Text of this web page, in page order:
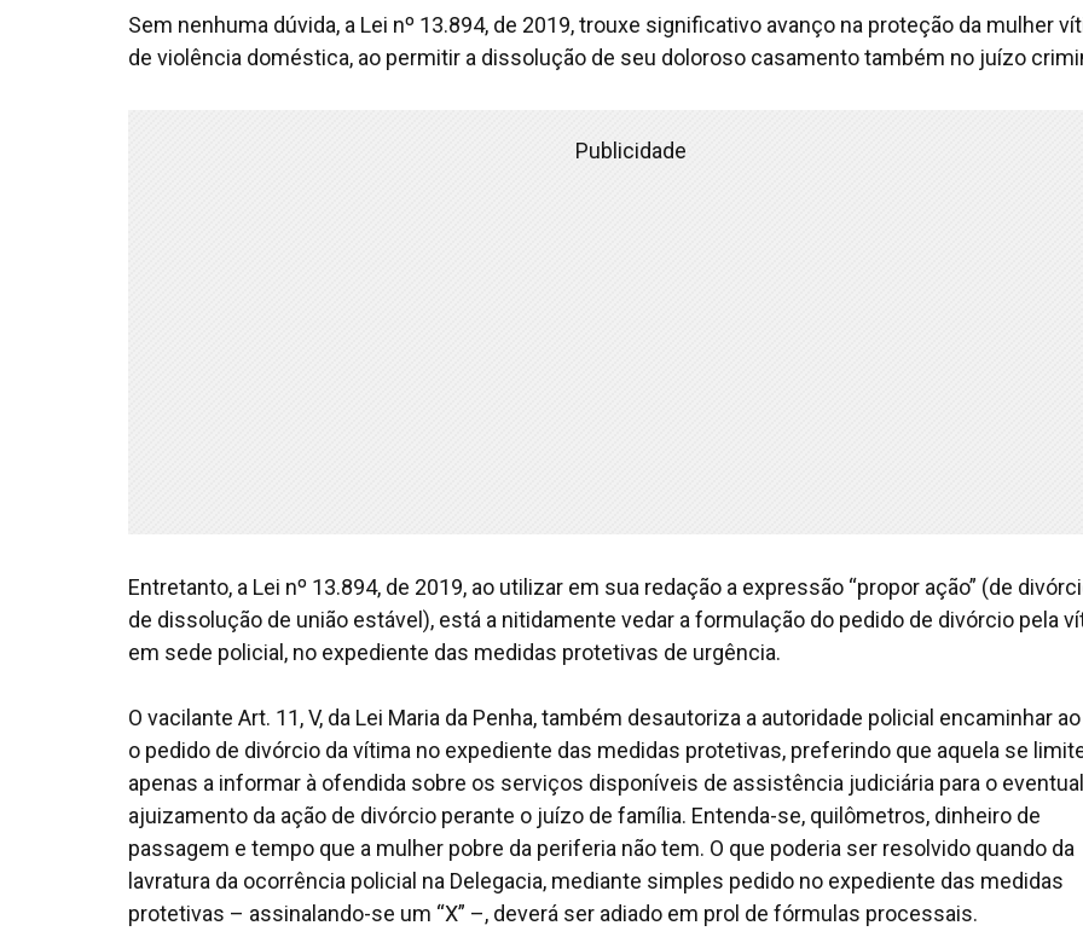
Sem nenhuma dúvida, a Lei nº 13.894, de 2019, trouxe significativo avanço na proteção da mulher
de violência doméstica, ao permitir a dissolução de seu doloroso casamento também no juízo
Publicidade
Entretanto, a Lei nº 13.894, de 2019, ao utilizar em sua redação a expressão “propor ação” (de
de dissolução de união estável), está a nitidamente vedar a formulação do pedido de divórcio pela
em sede policial, no expediente das medidas protetivas de urgência.
O vacilante Art. 11, V, da Lei Maria da Penha, também desautoriza a autoridade policial encaminhar
o pedido de divórcio da vítima no expediente das medidas protetivas, preferindo que aquela se
apenas a informar à ofendida sobre os serviços disponíveis de assistência judiciária para o eventual
ajuizamento da ação de divórcio perante o juízo de família. Entenda-se, quilômetros, dinheiro de
passagem e tempo que a mulher pobre da periferia não tem. O que poderia ser resolvido quando da
lavratura da ocorrência policial na Delegacia, mediante simples pedido no expediente das medidas
protetivas – assinalando-se um “X” –, deverá ser adiado em prol de fórmulas processais.